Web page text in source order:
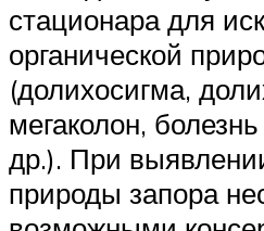
стационара для
органической
(долихосигма,
мегаколон,
др.). При
природы запора